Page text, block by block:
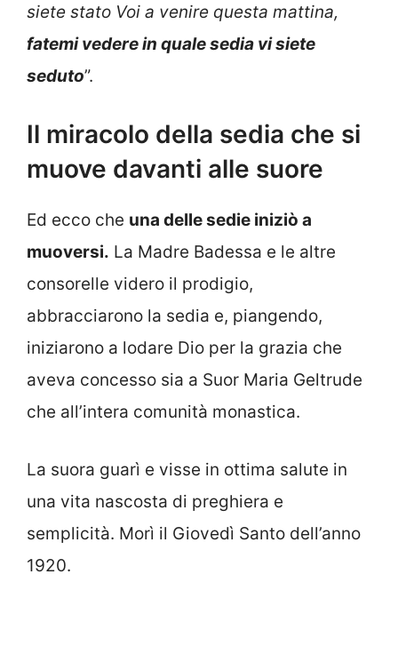
siete stato Voi a venire questa mattina,
fatemi vedere in quale sedia vi siete
seduto”.
Il miracolo della sedia che si
muove davanti alle suore
Ed ecco che una delle sedie iniziò a
muoversi. La Madre Badessa e le altre
consorelle videro il prodigio,
abbracciarono la sedia e, piangendo,
iniziarono a lodare Dio per la grazia che
aveva concesso sia a Suor Maria Geltrude
che all’intera comunità monastica.
La suora guarì e visse in ottima salute in
una vita nascosta di preghiera e
semplicità. Morì il Giovedì Santo dell’anno
1920.